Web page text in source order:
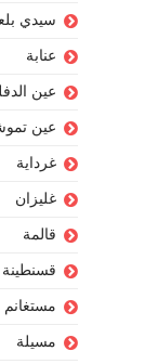
سيدي
عنابة
عين
عين
غرداية
غليزان
قالمة
قسنطينة
مستغانم
مسيلة